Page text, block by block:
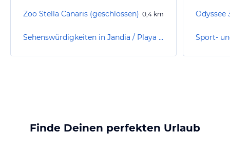
Zoo Stella Canaris (geschlossen) 0,4 km
Sehenswürdigkeiten in Jandia / Playa de Jandia
Odyssee
Finde Deinen perfekten Urlaub